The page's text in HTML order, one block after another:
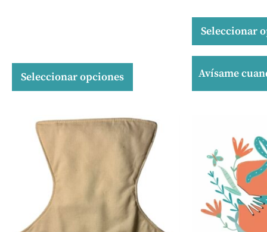
Seleccionar opciones
Seleccionar
Avísame